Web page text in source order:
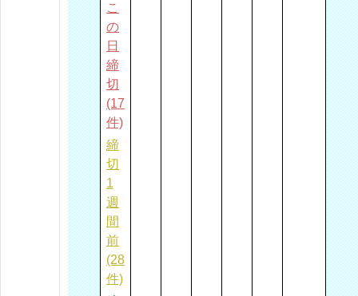
こ
の
日
締
切
(17
件)
締
切
1
週
間
前
(28
件)